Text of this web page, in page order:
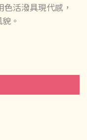
活潑具現代感，
。